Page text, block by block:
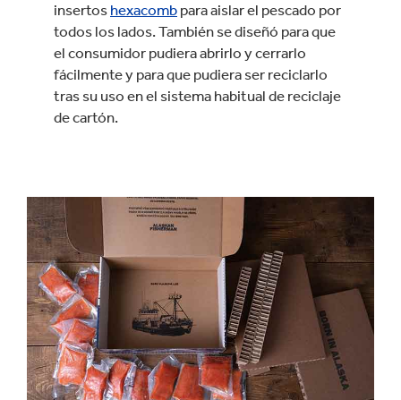
insertos hexacomb para aislar el pescado por
todos los lados. También se diseñó para que
el consumidor pudiera abrirlo y cerrarlo
fácilmente y para que pudiera ser reciclarlo
tras su uso en el sistema habitual de reciclaje
de cartón.